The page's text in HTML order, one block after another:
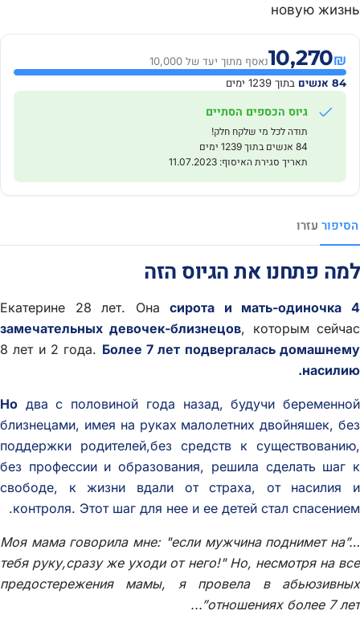
новую жизнь
הסיפור עזרו
₪
10,270נאסף מתוך יעד של 10,000
84 אנשים
בתוך 1239 ימים
גיוס הכספים הסתיים
תודה לכל מי שלקח חלק!
84 אנשים בתוך 1239 ימים
תאריך סגירת האיסוף: 11.07.2023
למה פתחנו את הגיוס הזה
Екатерине 28 лет. Онасирота и мать-одиночка 4
замечательных девочек-близнецов, которым сейчас
8 лет и 2 года. Более 7 лет подвергалась домашнему
насилию.
Но два с половиной года назад, будучи беременной
близнецами, имея на руках малолетних двойняшек, без
поддержки родителей,без средств к существованию,
без профессии и образования, решила сделать шаг к
свободе, к жизни вдали от страха, от насилия и
контроля. Этот шаг для нее и ее детей стал спасением.
…”Моя мама говорила мне: "если мужчина поднимет на
тебя руку,сразу же уходи от него!" Но, несмотря на все
предостережения мамы, я провела в абьюзивных
отношениях более 7 лет”...